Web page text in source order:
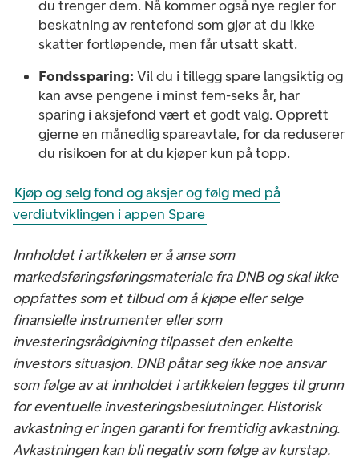
du trenger dem. Nå kommer også nye regler for
beskatning av rentefond som gjør at du ikke
skatter fortløpende, men får utsatt skatt.
Fondssparing: Vil du i tillegg spare langsiktig og
kan avse pengene i minst fem-seks år, har
sparing i aksjefond vært et godt valg. Opprett
gjerne en månedlig spareavtale, for da reduserer
du risikoen for at du kjøper kun på topp.
Kjøp og selg fond og aksjer og følg med på
verdiutviklingen i appen Spare
Innholdet i artikkelen er å anse som
markedsføringsføringsmateriale fra DNB og skal ikke
oppfattes som et tilbud om å kjøpe eller selge
finansielle instrumenter eller som
investeringsrådgivning tilpasset den enkelte
investors situasjon. DNB påtar seg ikke noe ansvar
som følge av at innholdet i artikkelen legges til grunn
for eventuelle investeringsbeslutninger. Historisk
avkastning er ingen garanti for fremtidig avkastning.
Avkastningen kan bli negativ som følge av kurstap.